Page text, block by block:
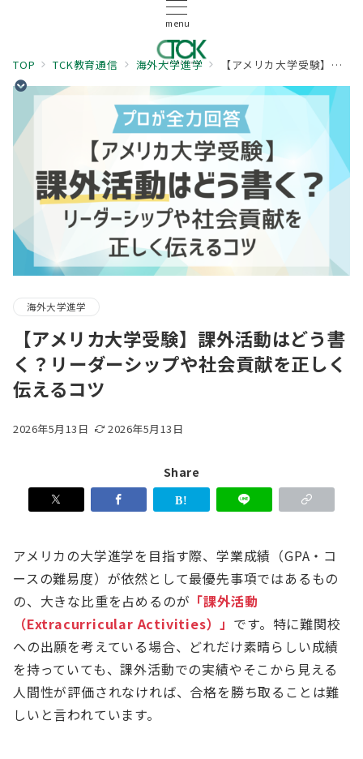
menu
TOP TCK教育通信 海外大学進学 【アメリカ大学受験】課外活動はどう書く？リーダーシップや社会貢献を正しく伝えるコツ
海外大学進学
【アメリカ大学受験】課外活動はどう書
く？リーダーシップや社会貢献を正しく
伝えるコツ
2026年5月13日 2026年5月13日
Share
アメリカの大学進学を目指す際、学業成績（GPA・コ
ースの難易度）が依然として最優先事項ではあるもの
の、大きな比重を占めるのが 「課外活動
（Extracurricular Activities）」 です。特に難関校
への出願を考えている場合、どれだけ素晴らしい成績
を持っていても、課外活動での実績やそこから見える
人間性が評価されなければ、合格を勝ち取ることは難
しいと言われています。